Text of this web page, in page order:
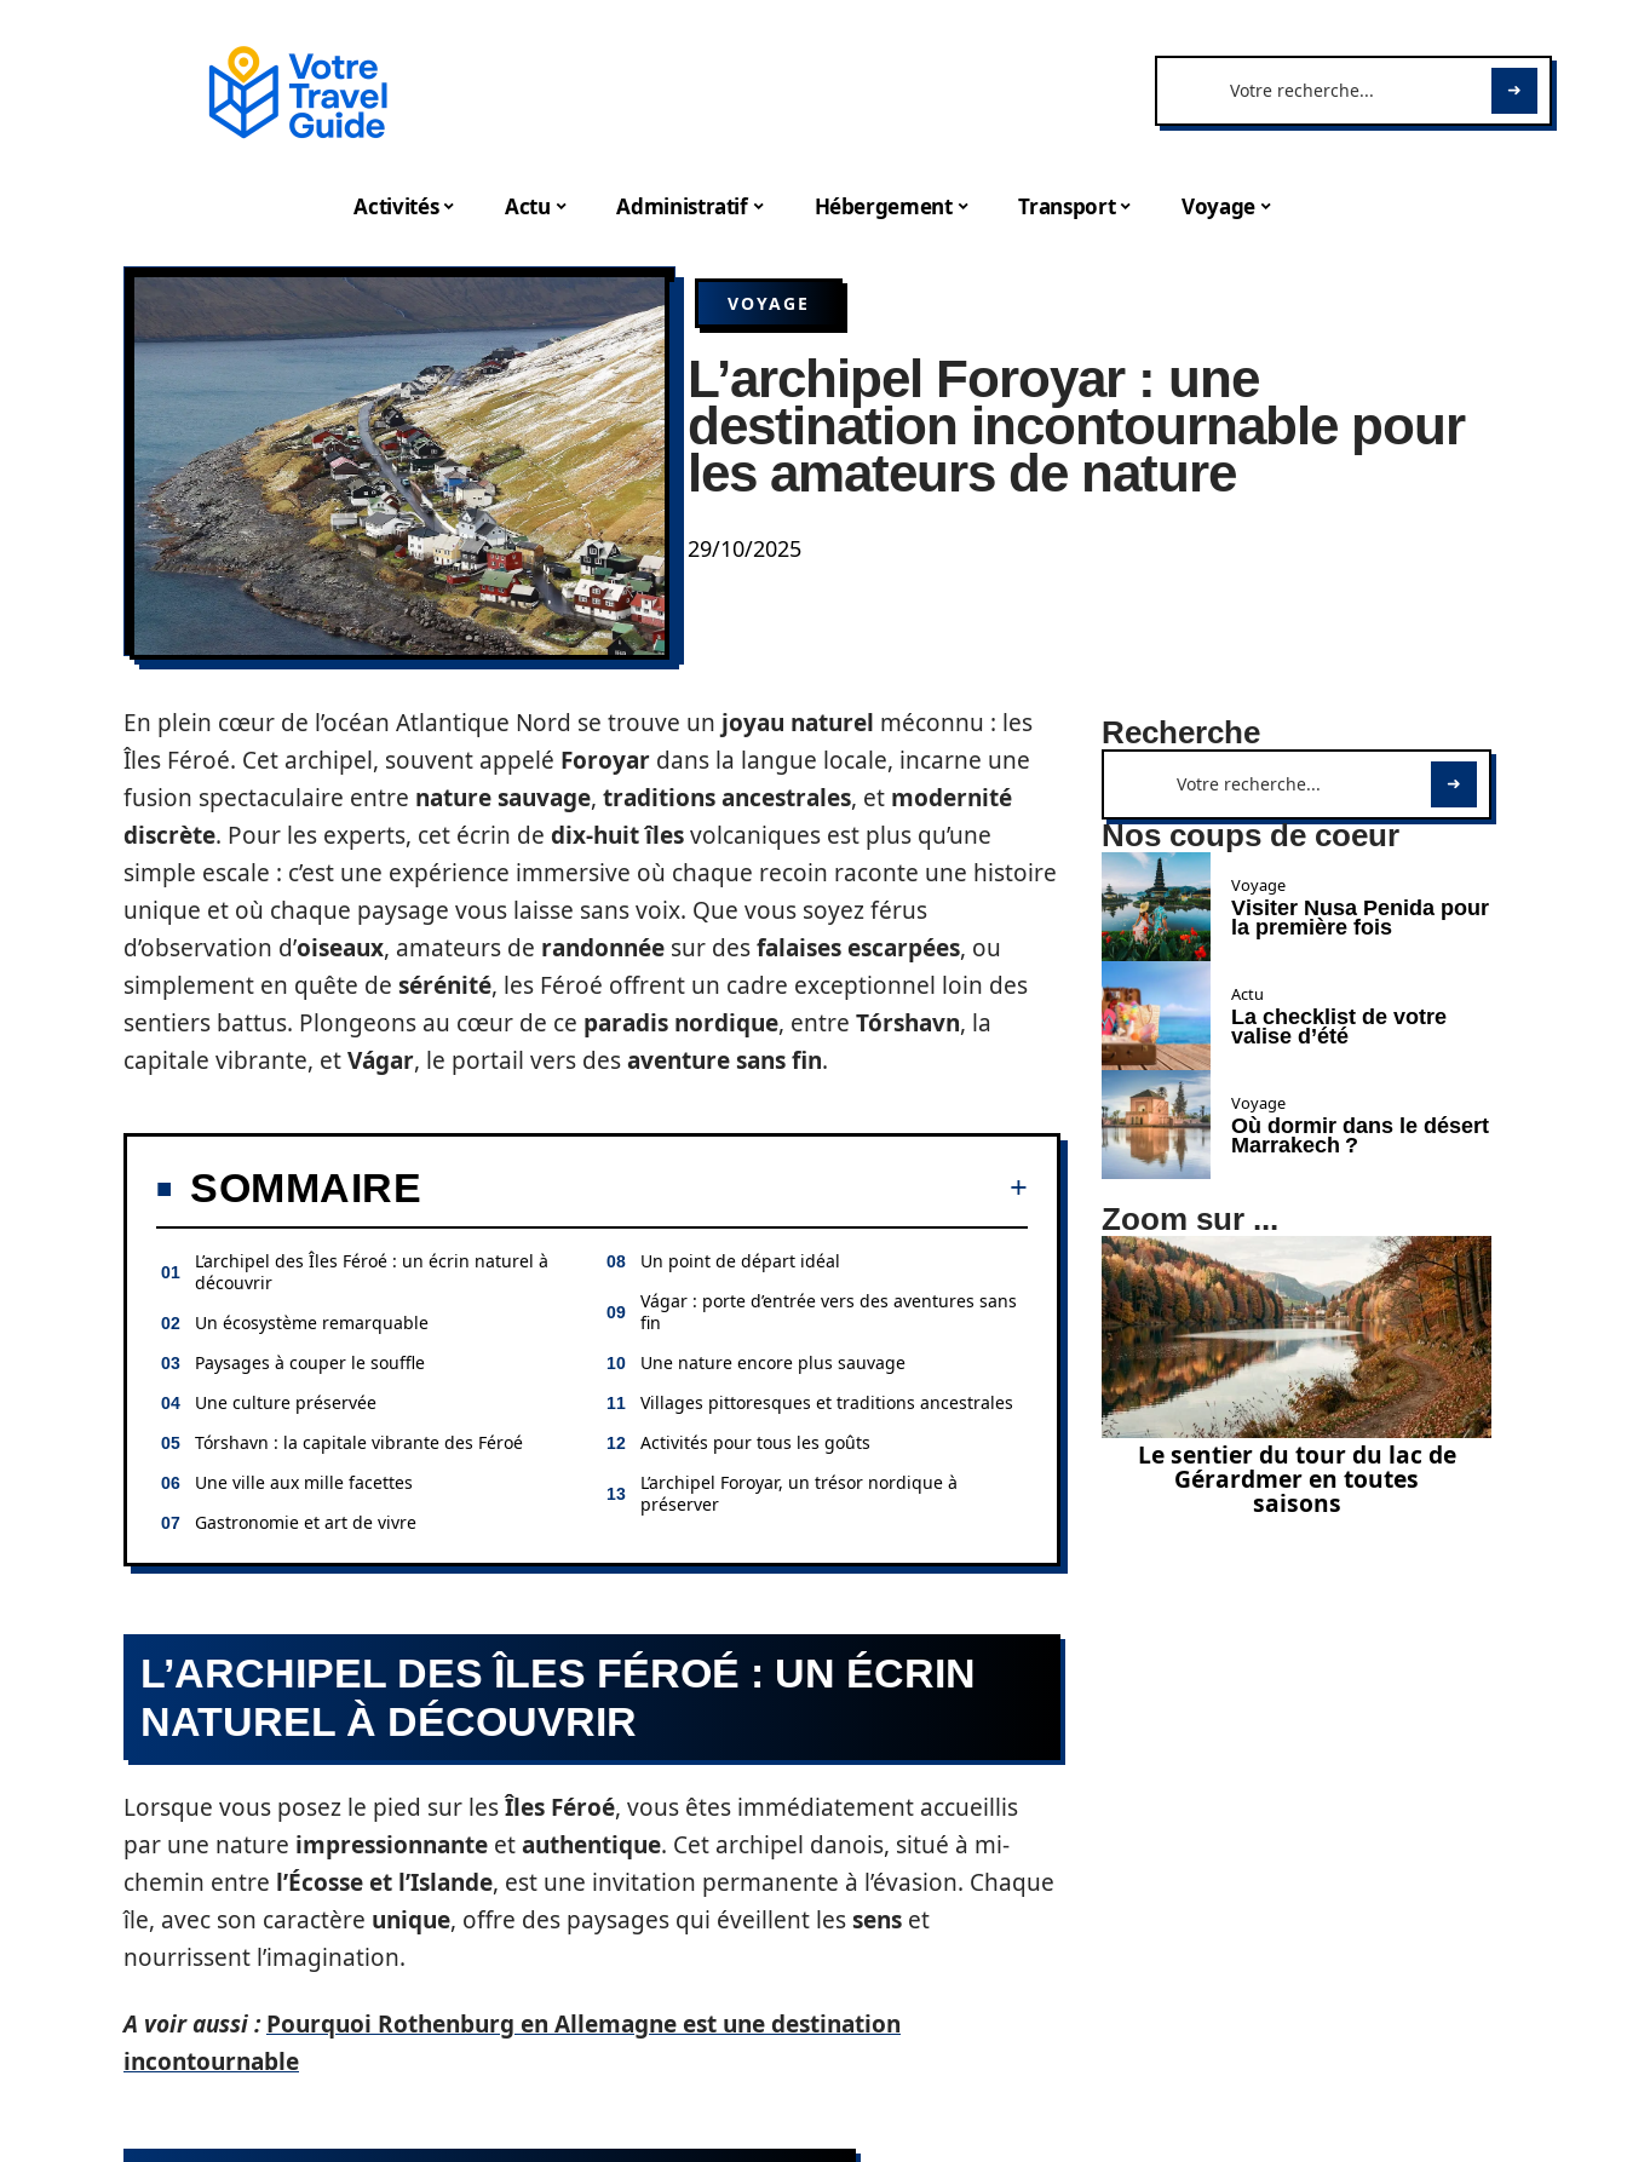
Activités Actu Administratif Hébergement Transport Voyage
VOYAGE
L’archipel Foroyar : une
destination incontournable pour
les amateurs de nature
29/10/2025
En plein cœur de l’océan Atlantique Nord se trouve un joyau naturel méconnu : les
Îles Féroé. Cet archipel, souvent appelé Foroyar dans la langue locale, incarne une
fusion spectaculaire entre nature sauvage, traditions ancestrales, et modernité
discrète. Pour les experts, cet écrin de dix-huit îlesvolcaniques est plus qu’une
simple escale : c’est une expérience immersive où chaque recoin raconte une histoire
unique et où chaque paysage vous laisse sans voix. Que vous soyez férus
d’observation d’oiseaux, amateurs de randonnée sur desfalaises escarpées, ou
simplement en quête de sérénité, les Féroé offrent un cadre exceptionnel loin des
sentiers battus. Plongeons au cœur de ce paradis nordique, entre Tórshavn, la
capitale vibrante, etVágar, le portail vers desaventure sans fin.
SOMMAIRE
L’archipel des Îles Féroé : un écrin naturel à
découvrir
Un écosystème remarquable
Paysages à couper le souffle
Une culture préservée
Tórshavn : la capitale vibrante des Féroé
Une ville aux mille facettes
Gastronomie et art de vivre
Un point de départ idéal
Vágar : porte d’entrée vers des aventures sans
fin
Une nature encore plus sauvage
Villages pittoresques et traditions ancestrales
Activités pour tous les goûts
L’archipel Foroyar, un trésor nordique à
préserver
L’ARCHIPEL DES ÎLES FÉROÉ : UN ÉCRIN
NATUREL À DÉCOUVRIR
Lorsque vous posez le pied sur lesÎles Féroé, vous êtes immédiatement accueillis
par une nature impressionnante etauthentique. Cet archipel danois, situé à mi-
chemin entre l’Écosse et l’Islande, est une invitation permanente à l’évasion. Chaque
île, avec son caractère unique, offre des paysages qui éveillent lessens et
nourrissent l’imagination.
A voir aussi : Pourquoi Rothenburg en Allemagne est une destination
incontournable
Recherche
Nos coups de coeur
Voyage
Visiter Nusa Penida pour
la première fois
Actu
La checklist de votre
valise d’été
Voyage
Où dormir dans le désert
Marrakech ?
Zoom sur ...
Le sentier du tour du lac de
Gérardmer en toutes
saisons